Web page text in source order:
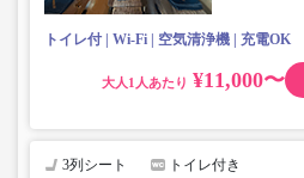
トイレ付 Wi-Fi 空気清浄機 充電OK
大人 ¥11,000〜
3列シート トイレ付き